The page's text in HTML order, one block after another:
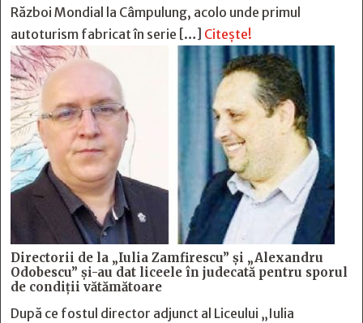
Război Mondial la Câmpulung, acolo unde primul
autoturism fabricat în serie […] Citește!
Directorii de la „Iulia Zamfirescu” și „Alexandru
Odobescu” și-au dat liceele în judecată pentru sporul
de condiții vătămătoare
După ce fostul director adjunct al Liceului „Iulia